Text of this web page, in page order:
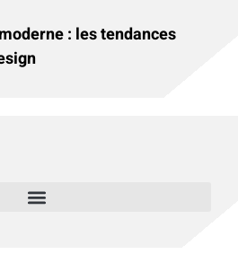
: les tendances